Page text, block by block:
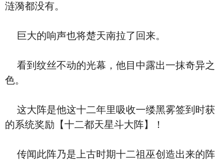
涟漪都没有。
巨大的响声也将楚天南拉了回来。
看到纹丝不动的光幕，他目中露出一抹奇异之
色。
这大阵是他这十二年里吸收一缕黑雾签到时获
的系统奖励【十二都天星斗大阵】！
传闻此阵乃是上古时期十二祖巫创造出来的阵